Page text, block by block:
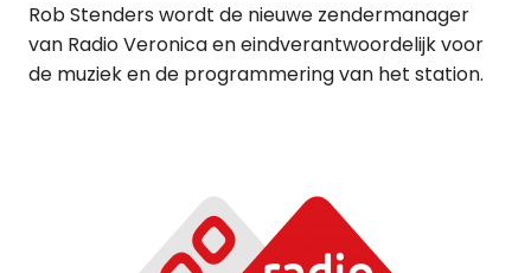
Rob Stenders wordt de nieuwe zendermanager
van Radio Veronica en eindverantwoordelijk voor
de muziek en de programmering van het station.